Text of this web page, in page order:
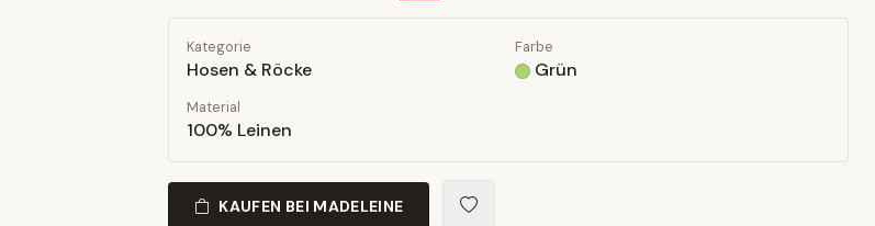
Kategorie
Hosen & Röcke
Farbe
Grün
Material
100% Leinen
KAUFEN BEI MADELEINE